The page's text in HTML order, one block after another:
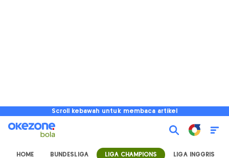
Scroll kebawah untuk membaca artikel
HOME BUNDESLIGA LIGA CHAMPIONS LIGA INGGRIS